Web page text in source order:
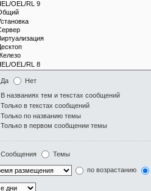
Да Нет
В названиях тем и текстах сообщений
Только в текстах сообщений
Только по названию темы
Только в первом сообщении темы
Сообщения Темы
по возрастанию